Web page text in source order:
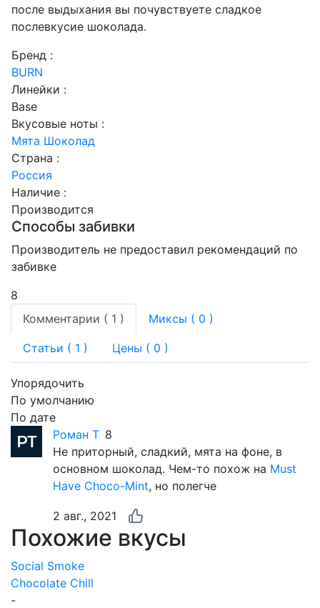
после выдыхания вы почувствуете сладкое
послевкусие шоколада.
Бренд :
BURN
Линейки :
Base
Вкусовые ноты :
Мята Шоколад
Страна :
Россия
Наличие :
Производится
Способы забивки
Производитель не предоставил рекомендаций по
забивке
8
Комментарии ( 1 ) Миксы ( 0 )
Статьи ( 1 ) Цены ( 0 )
Упорядочить
По умолчанию
По дате
Роман Т 8
Не приторный, сладкий, мята на фоне, в
основном шоколад. Чем-то похож на Must
Have Choco-Mint, но полегче
2 авг., 2021
Похожие вкусы
Social Smoke
Chocolate Chill
-